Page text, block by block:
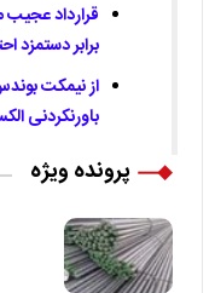
برابر دستمزد
از نیمکت
باورنکردنی
پرونده ویژه